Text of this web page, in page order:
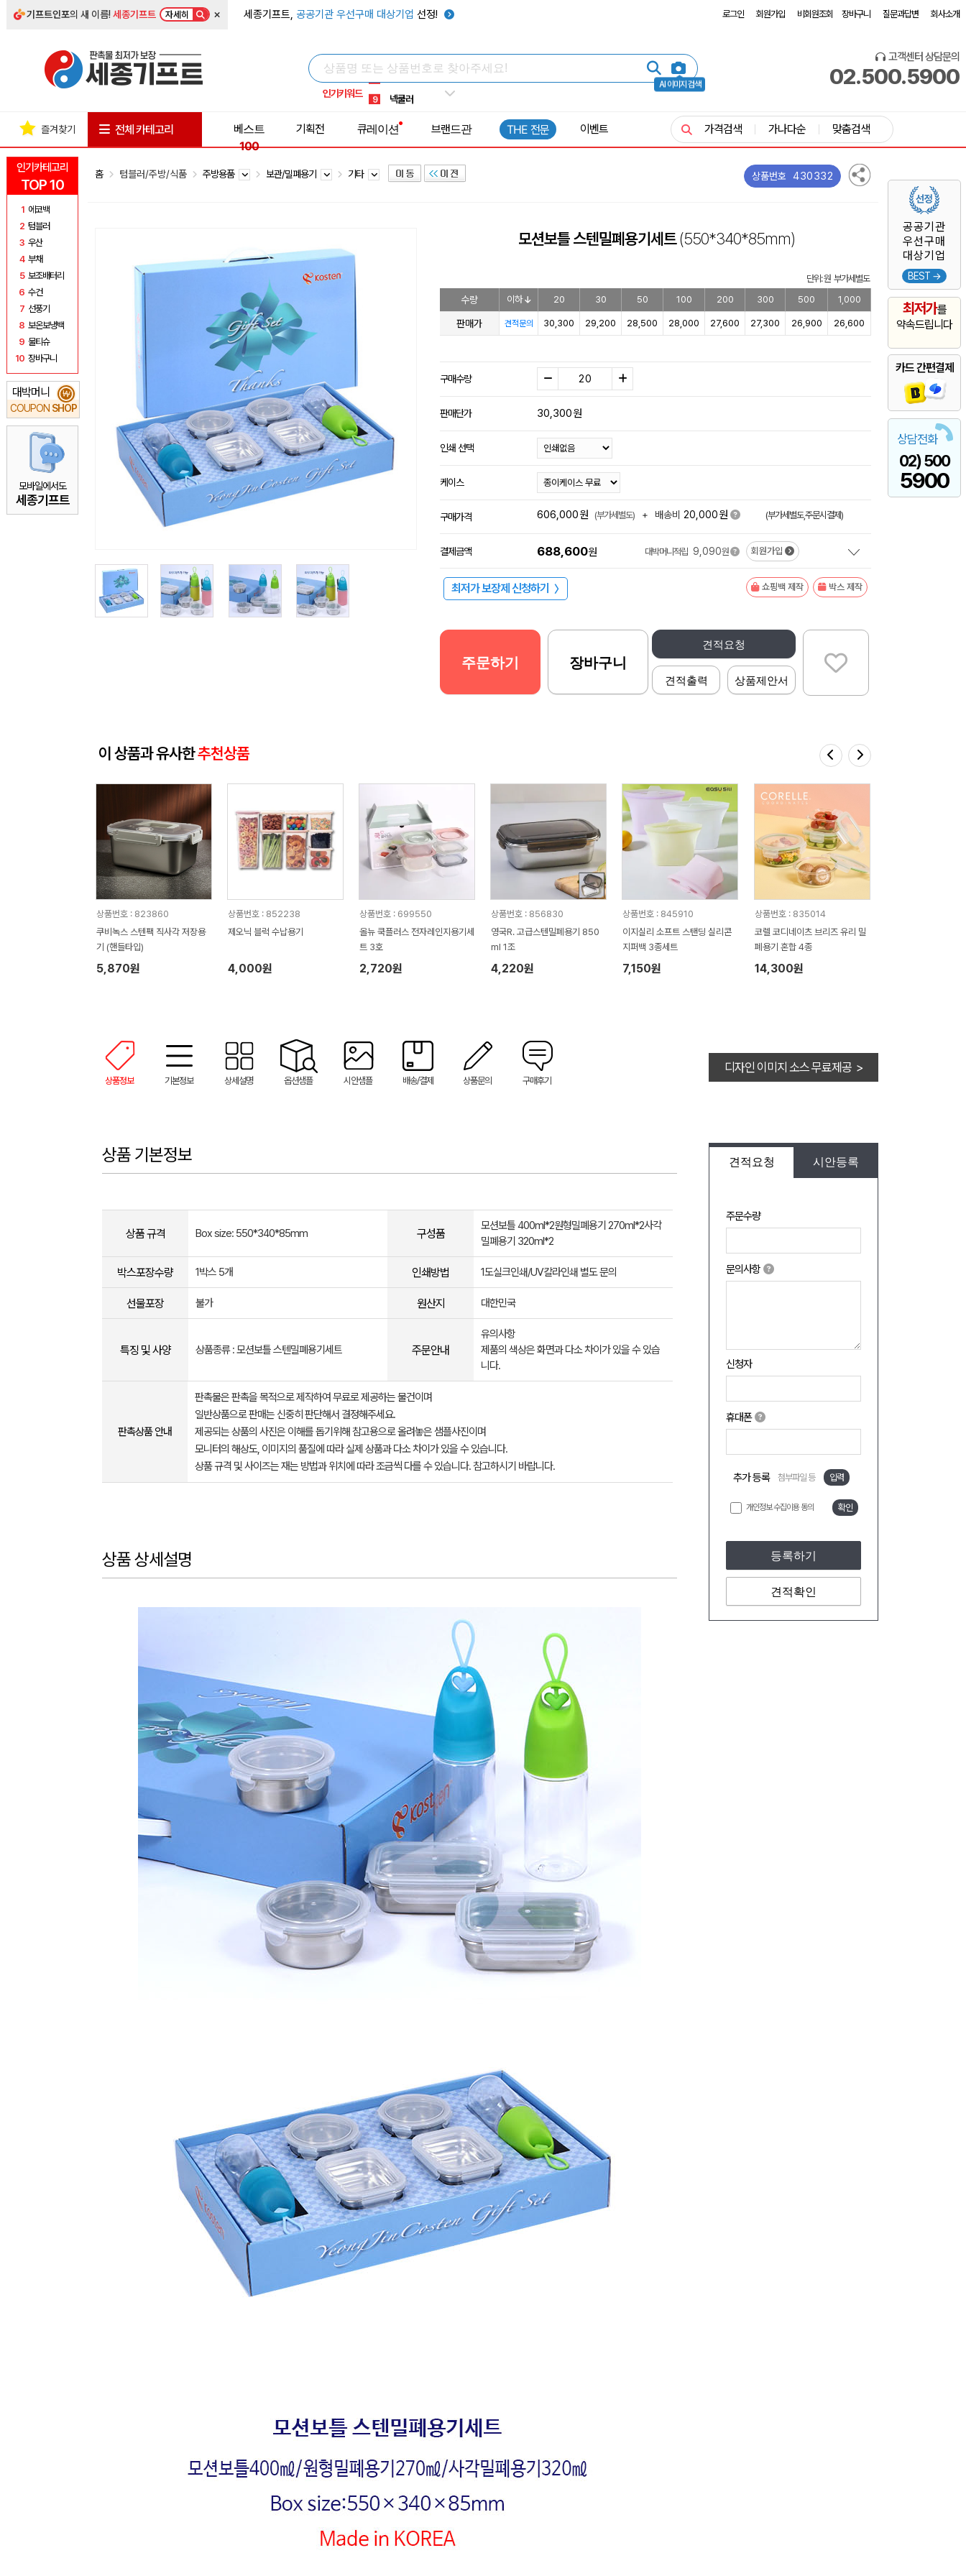
기프트인포의 새 이름!세종기프트 자세히 × 세종기프트, 공공기관 우선구매 대상기업 선정! 로그인 회원가입 비회원조회 장바구니 질문과답변 회사소개
AI 이미지 검색
인기키워드
5 키캡
8 쿨토시
9 넥쿨러
1 선풍기
고객센터 상담문의
02.500.5900
인기카테고리
TOP 10
1 에코백
2 텀블러
3 우산
4 부채
5 보조배터리
6 수건
7 선풍기
8 보온보냉백
9 물티슈
10 장바구니
대박머니
COUPON SHOP
₩
모바일에서도
세종기프트
공공기관
우선구매
대상기업
BEST →
최저가를
약속드립니다
카드 간편결제
상담전화
02) 500
5900
즐겨찾기 전체 카테고리
베스트
100
기획전 큐레이션 브랜드관 THE 전문 이벤트 가격검색 가나다순 맞춤검색
홈 텀블러/주방/식품 주방용품 보관/밀폐용기 기타 상품번호 430332
모션보틀 스텐밀폐용기세트(550*340*85mm)
단위: 원 부가세별도
수량 이하 20 30 50 100 200 300 500 1,000
판매가 견적문의 30,300 29,200 28,500 28,000 27,600 27,300 26,900 26,600
구매수량
판매단가 30,300원
인쇄 선택
케이스
구매가격 606,000원 (부가세별도) + 배송비 20,000원 (부가세별도,주문시결제)
결제금액 688,600원 대박머니적립 9,090원 회원가입
최저가 보장제 신청하기 〉 쇼핑백 제작 박스 제작
견적요청
견적출력 상품제안서
주문하기 장바구니
이 상품과 유사한추천상품
상품번호 : 823860
쿠비녹스 스텐팩 직사각 저장용
기 (핸들타입)
5,870원
상품번호 : 852238
제오닉 블럭 수납용기
4,000원
상품번호 : 699550
올뉴 쿡플러스 전자레인지용기세
트 3호
2,720원
상품번호 : 856830
영국R. 고급스텐밀폐용기 850
ml 1조
4,220원
상품번호 : 845910
이지실리 소프트 스탠딩 실리콘
지퍼백 3종세트
7,150원
상품번호 : 835014
코렐 코디네이츠 브리즈 유리 밀
폐용기 혼합 4종
14,300원
상품정보 기본정보 상세설명 옵션샘플 시안샘플 배송/결제 상품문의 구매후기
디자인 이미지 소스 무료제공 >
견적요청 시안등록
주문수량
문의사항
신청자
휴대폰
추가 등록 첨부파일 등 입력
개인정보 수집이용 동의 확인
등록하기
견적확인
상품 기본정보
상품 규격 Box size: 550*340*85mm 구성품
모션보틀 400ml*2원형밀폐용기 270ml*2사각
밀폐용기 320ml*2
박스포장수량 1박스 5개 인쇄방법 1도실크인쇄/UV칼라인쇄 별도 문의
선물포장 불가 원산지 대한민국
특징 및 사양 상품종류 : 모션보틀 스텐밀폐용기세트 주문안내
유의사항
제품의 색상은 화면과 다소 차이가 있을 수 있습
니다.
판촉상품 안내
판촉물은 판촉을 목적으로 제작하여 무료로 제공하는 물건이며
일반상품으로 판매는 신중히 판단해서 결정해주세요.
제공되는 상품의 사진은 이해를 돕기위해 참고용으로 올려놓은 샘플사진이며
모니터의 해상도, 이미지의 품질에 따라 실제 상품과 다소 차이가 있을 수 있습니다.
상품 규격 및 사이즈는 재는 방법과 위치에 따라 조금씩 다를 수 있습니다. 참고하시기 바랍니다.
상품 상세설명